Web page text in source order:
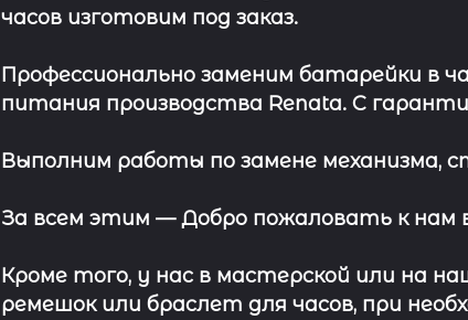
часов изготовим под заказ.
Профессионально заменим батарейки в
питания производства Renata. С
Выполним работы по замене механизма,
За всем этим —Добро пожаловать к нам
Кроме того, у нас в мастерской или на
ремешокилибраслет для часов, при